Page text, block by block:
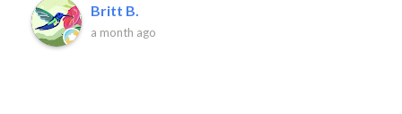
Britt B.
a month ago